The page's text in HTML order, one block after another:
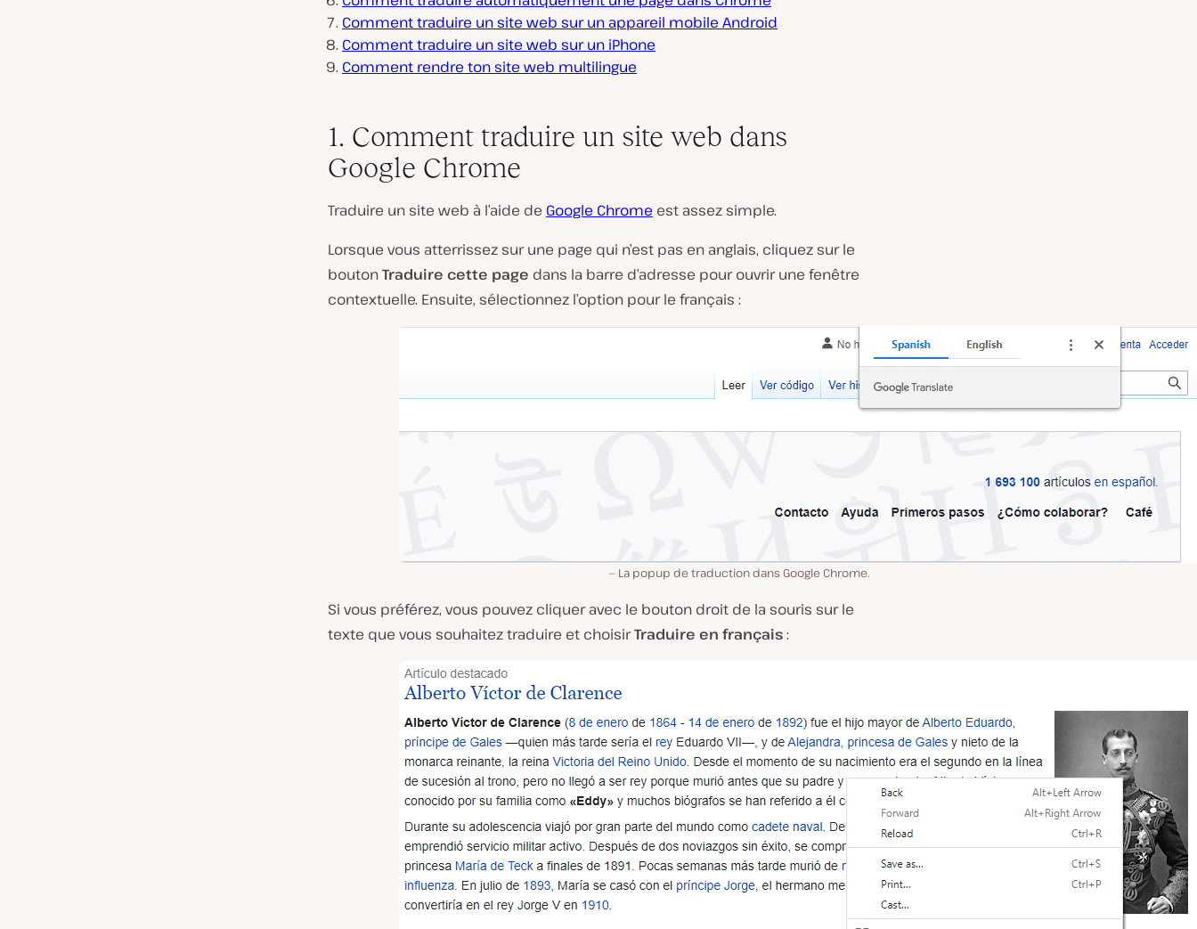
Comment traduire un site web sur un appareil mobile Android
Comment traduire un site web sur un iPhone
Comment rendre ton site web multilingue
1. Comment traduire un site web dans
Google Chrome
Traduire un site web à l’aide de Google Chrome est assez simple.
Lorsque vous atterrissez sur une page qui n’est pas en anglais, cliquez sur le
boutonTraduire cette page dans la barre d’adresse pour ouvrir une fenêtre
contextuelle. Ensuite, sélectionnez l’option pour le français :
La popup de traduction dans Google Chrome.
Si vous préférez, vous pouvez cliquer avec le bouton droit de la souris sur le
texte que vous souhaitez traduire et choisirTraduire en français: